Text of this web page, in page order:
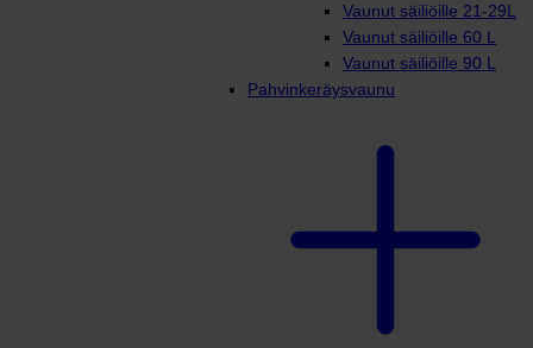
Vaunut säiliöille 21-29L
Vaunut säiliöille 60 L
Vaunut säiliöille 90 L
Pahvinkeräysvaunu